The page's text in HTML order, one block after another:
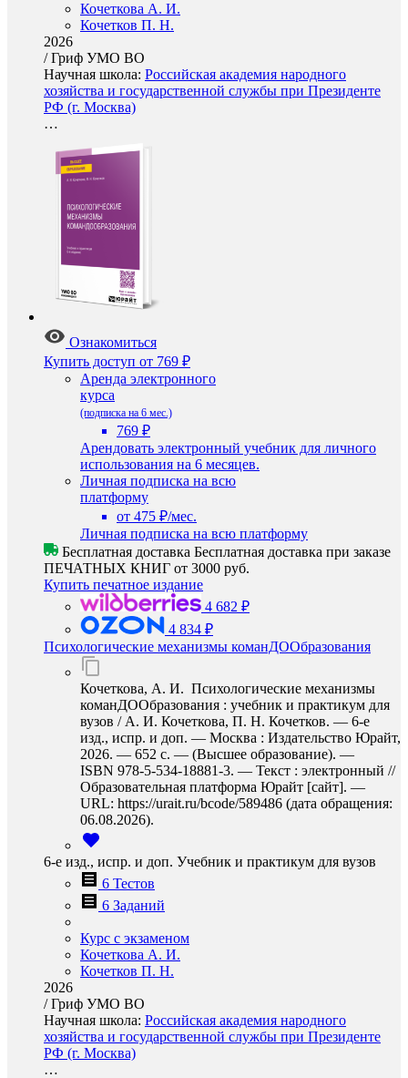
Кочеткова А. И.
Кочетков П. Н.
2026
/Гриф УМО ВО
Научная школа: Российская академия народного
хозяйства и государственной службы при Президенте
РФ (г. Москва)
…
Ознакомиться
Купить доступ от 769 ₽
Аренда электронного
курса
(подписка на 6 мес.)
769 ₽
Арендовать электронный учебник для личного
использования на 6 месяцев.
Личная подписка на всю
платформу
от 475 ₽/мес.
Личная подписка на всю платформу
Бесплатная доставка Бесплатная доставка при заказе
ПЕЧАТНЫХ КНИГ от 3000 руб.
Купить печатное издание
4 682 ₽
4 834 ₽
Психологические механизмы команДООбразования
Кочеткова, А. И. Психологические механизмы
команДООбразования : учебник и практикум для
вузов / А. И. Кочеткова, П. Н. Кочетков. — 6-е
изд., испр. и доп. — Москва : Издательство Юрайт,
2026. — 652 с. — (Высшее образование). —
ISBN 978-5-534-18881-3. — Текст : электронный //
Образовательная платформа Юрайт [сайт]. —
URL: https://urait.ru/bcode/589486 (дата обращения:
06.08.2026).
6-е изд., испр. и доп. Учебник и практикум для вузов
6 Тестов
6 Заданий
Курс с экзаменом
Кочеткова А. И.
Кочетков П. Н.
2026
/Гриф УМО ВО
Научная школа: Российская академия народного
хозяйства и государственной службы при Президенте
РФ (г. Москва)
…